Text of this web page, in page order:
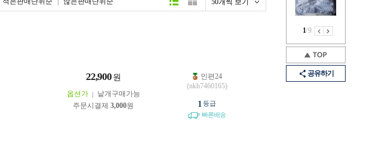
1/9
공유하기
50개씩 보기
22,900 원
옵션가
낱개구매가능
주문시결제 3,000원
인편24
(nkh7460165)
1 등급
빠른배송